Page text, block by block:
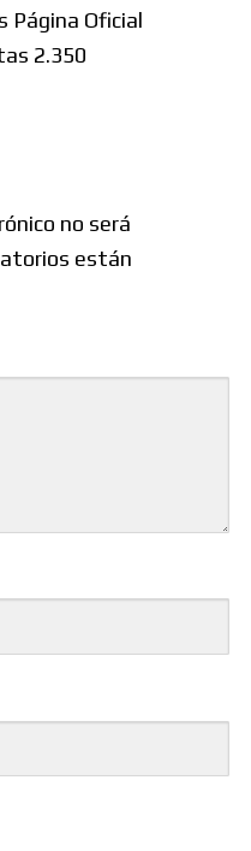
Página Oficial
2.350
no será
están